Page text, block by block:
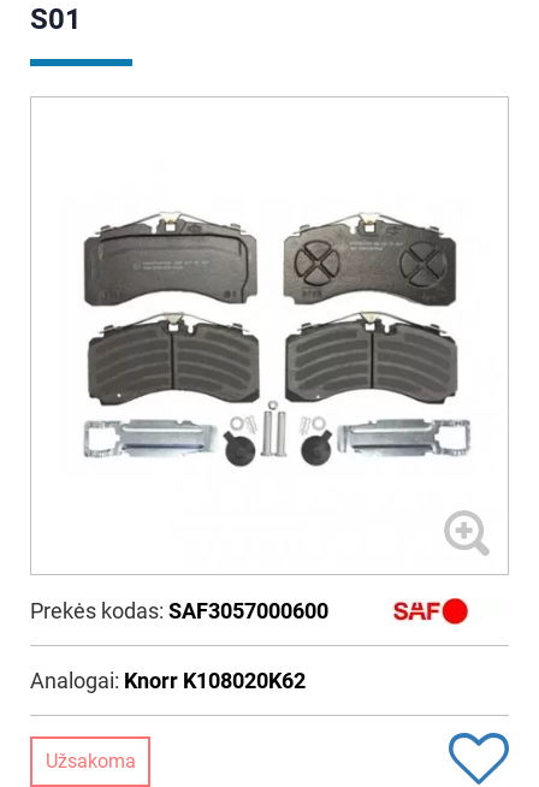
S01
Prekės kodas: SAF3057000600
Analogai: Knorr K108020K62
Užsakoma